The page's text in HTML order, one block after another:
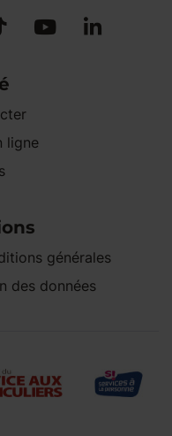
ligne
générales
des données